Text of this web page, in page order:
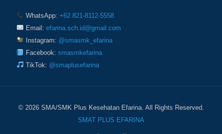
WhatsApp: +62 821-8112-5558
Email: efarina.sch.id@gmail.com
Instagram: @smasmk_efarina
Facebook: smasmkefarina
TikTok: @smaplusefarina
© 2026 SMA/SMK Plus Kesehatan Efarina. All Rights Reserved.
SMAT PLUS EFARINA